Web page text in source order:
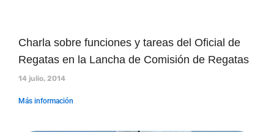
Charla sobre funciones y tareas del Oficial de
Regatas en la Lancha de Comisión de Regatas
14 julio, 2014
Más información